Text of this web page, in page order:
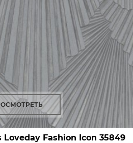
Fashion Icon 35849